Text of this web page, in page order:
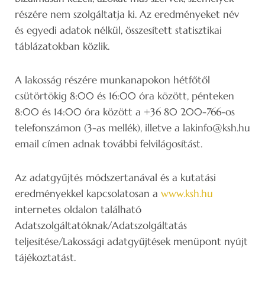
részére nem szolgáltatja ki. Az eredményeket név
és egyedi adatok nélkül, összesített statisztikai
táblázatokban közlik.
A lakosság részére munkanapokon hétfőtől
csütörtökig 8:00 és 16:00 óra között, pénteken
8:00 és 14:00 óra között a +36 80 200-766-os
telefonszámon (3-as mellék), illetve a lakinfo@ksh.hu
email címen adnak további felvilágosítást.
Az adatgyűjtés módszertanával és a kutatási
eredményekkel kapcsolatosan a www.ksh.hu
internetes oldalon található
Adatszolgáltatóknak/Adatszolgáltatás
teljesítése/Lakossági adatgyűjtések menüpont nyújt
tájékoztatást.